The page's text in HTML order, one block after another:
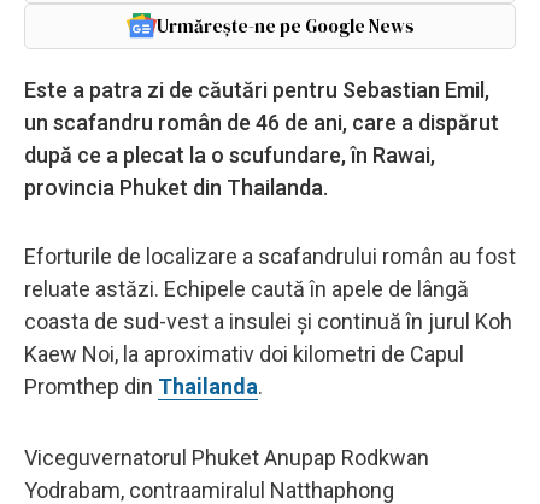
Urmărește-ne pe Google News
Este a patra zi de căutări pentru Sebastian Emil,
un scafandru român de 46 de ani, care a dispărut
după ce a plecat la o scufundare, în Rawai,
provincia Phuket din Thailanda.
Eforturile de localizare a scafandrului român au fost
reluate astăzi. Echipele caută în apele de lângă
coasta de sud-vest a insulei și continuă în jurul Koh
Kaew Noi, la aproximativ doi kilometri de Capul
Promthep din Thailanda.
Viceguvernatorul Phuket Anupap Rodkwan
Yodrabam, contraamiralul Natthaphong